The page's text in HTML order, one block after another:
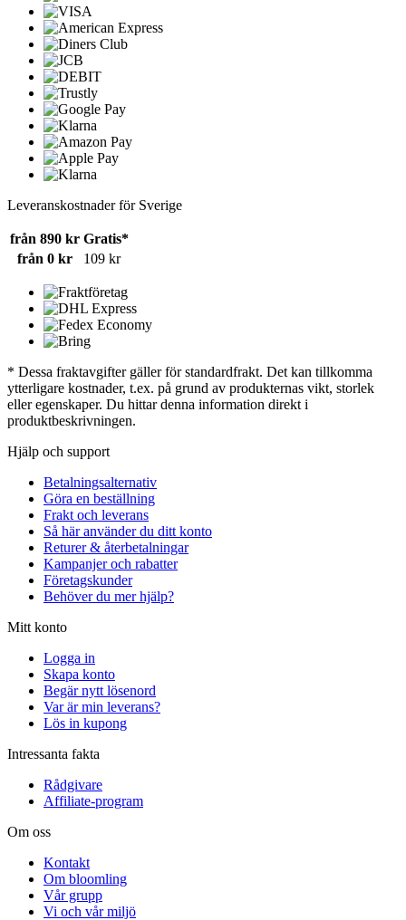
Leveranskostnader för Sverige
från 890 kr Gratis*
från 0 kr
109 kr
* Dessa fraktavgifter gäller för standardfrakt. Det kan tillkomma
ytterligare kostnader, t.ex. på grund av produkternas vikt, storlek
eller egenskaper. Du hittar denna information direkt i
produktbeskrivningen.
Hjälp och support
Betalningsalternativ
Göra en beställning
Frakt och leverans
Så här använder du ditt konto
Returer & återbetalningar
Kampanjer och rabatter
Företagskunder
Behöver du mer hjälp?
Mitt konto
Logga in
Skapa konto
Begär nytt lösenord
Var är min leverans?
Lös in kupong
Intressanta fakta
Rådgivare
Affiliate-program
Om oss
Kontakt
Om bloomling
Vår grupp
Vi och vår miljö